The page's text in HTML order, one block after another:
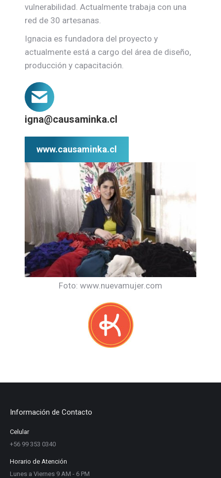
vulnerabilidad. Actualmente trabaja con una
red de 30 artesanas.
Ignacia es fundadora del proyecto y
actualmente está a cargo del área de diseño,
producción y capacitación.
igna@causaminka.cl
www.causaminka.cl
Foto: www.nuevamujer.com
Información de Contacto
Celular
+56 99 353 0340
Horario de Atención
Lunes a Viernes 9 AM - 6 PM